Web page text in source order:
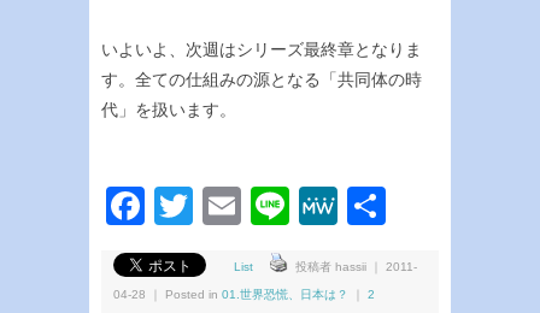
いよいよ、次週はシリーズ最終章となりま
す。全ての仕組みの源となる「共同体の時
代」を扱います。
Facebook
Twitter
EmailLineMeWe
List 投稿者 hassii ｜ 2011-
04-28 ｜ Posted in 01.世界恐慌、日本は？ 2